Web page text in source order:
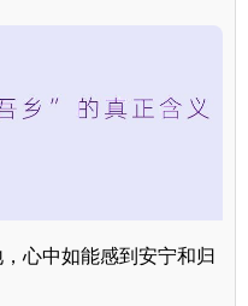
心中如能感到安宁和归